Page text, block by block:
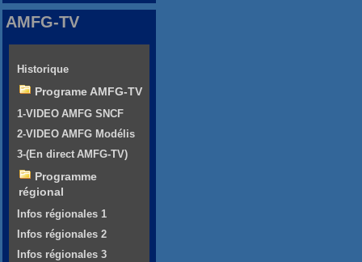
AMFG-TV
Historique
Programe AMFG-TV
1-VIDEO AMFG SNCF
2-VIDEO AMFG Modélis
3-(En direct AMFG-TV)
Programme
régional
Infos régionales 1
Infos régionales 2
Infos régionales 3